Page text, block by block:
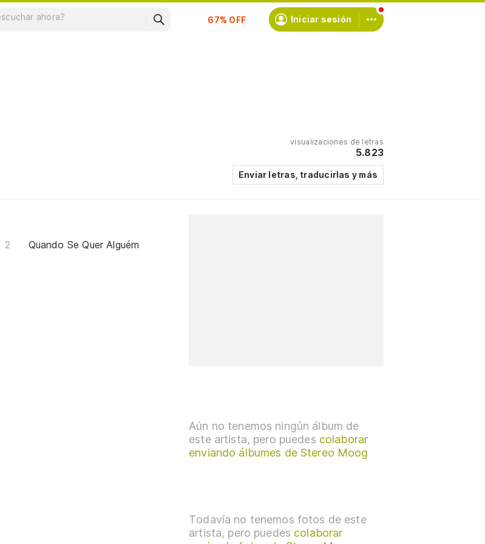
Suscríbete Iniciar sesión
visualizaciones de letras
5.823
Enviar letras, traducirlas y más
Quando Se Quer Alguém
Aún no tenemos ningún álbum de
este artista, pero puedes colaborar
enviando álbumes de Stereo Moog
Todavía no tenemos fotos de este
artista, pero puedes colaborar